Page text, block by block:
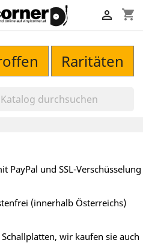
shopping_cart

Raritäten
PayPal und SSL-Verschüsselung
(innerhalb Österreichs)
wir kaufen sie auch